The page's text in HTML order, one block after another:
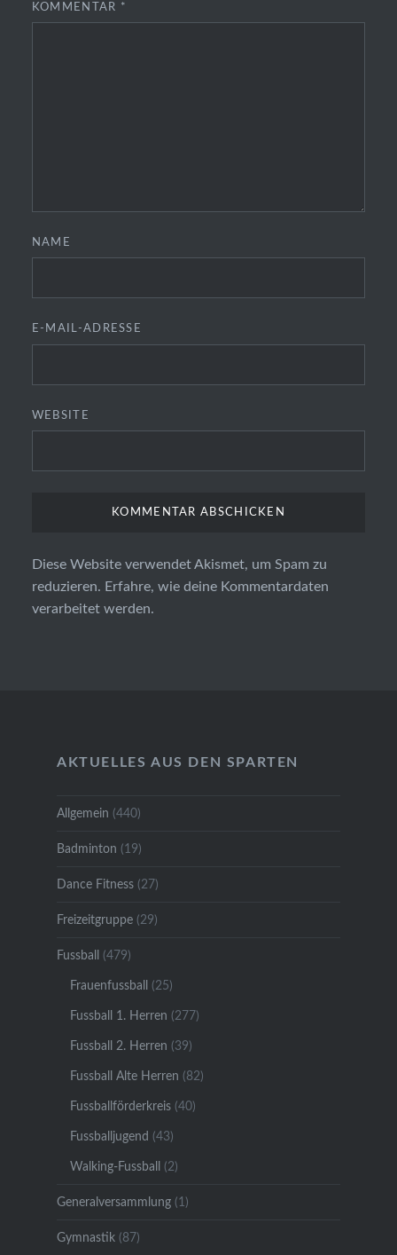
KOMMENTAR *
NAME
E-MAIL-ADRESSE
WEBSITE
Diese Website verwendet Akismet, um Spam zu
reduzieren. Erfahre, wie deine Kommentardaten
verarbeitet werden.
AKTUELLES AUS DEN SPARTEN
Allgemein (440)
Badminton (19)
Dance Fitness(27)
Freizeitgruppe(29)
Fussball (479)
Frauenfussball (25)
Fussball 1. Herren (277)
Fussball 2. Herren (39)
Fussball Alte Herren (82)
Fussballförderkreis(40)
Fussballjugend (43)
Walking-Fussball (2)
Generalversammlung(1)
Gymnastik(87)